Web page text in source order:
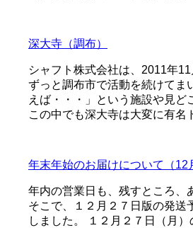
深大寺（調布）
シャフト株式会社は、2011年11
ずっと調布市で活動を続けてま
えば・・・」という施設や見ど
この中でも深大寺は大変に有
年末年始のお届けについて（12
年内の営業日も、残すところ、
そこで、１２月２７日版の発送
しました。 １２月２７日（月